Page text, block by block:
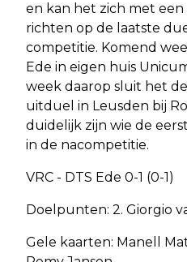
en kan het zich met
richten op de laatste
competitie. Komend
Ede in eigen huis
week daarop sluit het
uitduel in Leusden bij
duidelijk zijn wie de
in de nacompetitie.
VRC - DTS Ede 0-1 (0-1)
Doelpunten: 2. Giorgio
Gele kaarten: Manell